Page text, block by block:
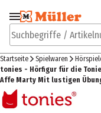
Zur Navigation
springen
Suchbegriffe /
Startseite Spielwaren
tonies - Hörfigur für die
Affe Marty Mit lustigen